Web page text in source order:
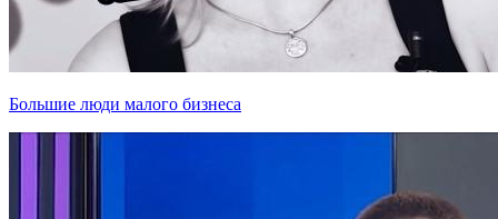
Большие люди малого бизнеса